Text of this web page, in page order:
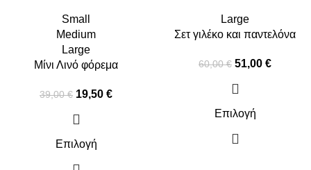
Small
Medium
Large
Μίνι Λινό φόρεμα
39,00€ 19,50 €
Επιλογή
Large
Σετ γιλέκο και παντελόνα
60,00€ 51,00 €
Επιλογή